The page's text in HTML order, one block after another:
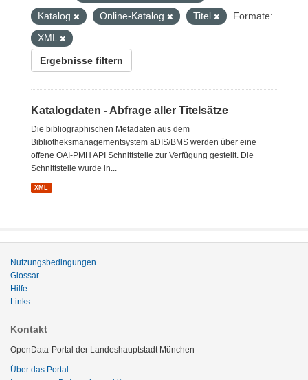
Katalog
Online-Katalog Titel
Formate:
XML
Ergebnisse filtern
Katalogdaten - Abfrage aller Titelsätze
Die bibliographischen Metadaten aus dem
Bibliotheksmanagementsystem aDIS/BMS werden über eine
offene OAI-PMH API Schnittstelle zur Verfügung gestellt. Die
Schnittstelle wurde in...
XML
Nutzungsbedingungen
Glossar
Hilfe
Links
Kontakt
OpenData-Portal der Landeshauptstadt München
Über das Portal